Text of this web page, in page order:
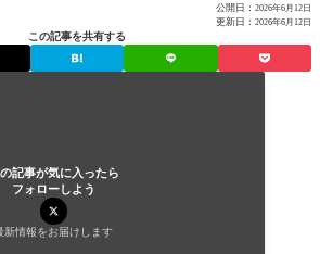
公開日： 2026年6月12日
更新日： 2026年6月12日
この記事を共有する
記事が気に入ったら
フォローしよう
新情報をお届けします